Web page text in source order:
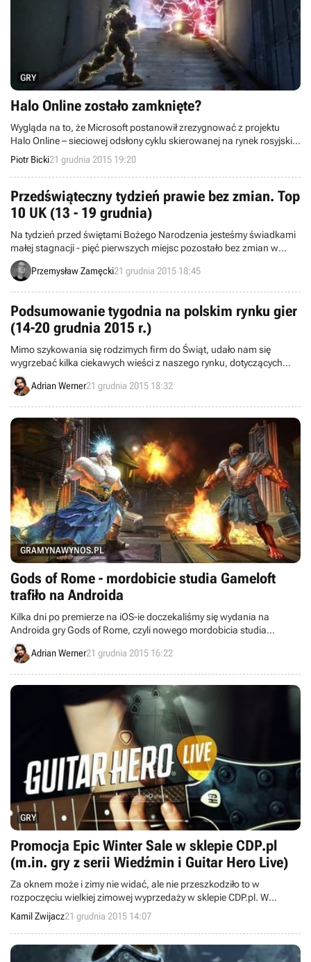
GRY
Halo Online zostało zamknięte?
Wygląda na to, że Microsoft postanowił zrezygnować z projektu
Halo Online – sieciowej odsłony cyklu skierowanej na rynek rosyjski.
Takie przynajmniej wnioski można wyciągnąć z nieoficjalnych
informacji, jakie pojawiły się w internecie.
Piotr Bicki21 grudnia 2015 19:20
Przedświąteczny tydzień prawie bez zmian. Top
10 UK (13 - 19 grudnia)
Na tydzień przed świętami Bożego Narodzenia jesteśmy świadkami
małej stagnacji - pięć pierwszych miejsc pozostało bez zmian w
stosunku do ubiegłego tygodnia i prym nadal wiedzie Call of Duty:
Black Ops III. Zapraszamy do zapoznania się z dziesiątką
Przemysław Zamęcki21 grudnia 2015 18:45
Podsumowanie tygodnia na polskim rynku gier
(14-20 grudnia 2015 r.)
Mimo szykowania się rodzimych firm do Świąt, udało nam się
wygrzebać kilka ciekawych wieści z naszego rynku, dotyczących
m.in. polskiego wydania Dark Souls III, pełnych wersji w CD-Action
01/2016 i dodatków z akcji #DrinkForDLC do Dying Light.
Adrian Werner21 grudnia 2015 18:32
GRAMYNAWYNOS.PL
Gods of Rome - mordobicie studia Gameloft
trafiło na Androida
Kilka dni po premierze na iOS-ie doczekaliśmy się wydania na
Androida gry Gods of Rome, czyli nowego mordobicia studia
Gameloft.
Adrian Werner21 grudnia 2015 16:22
GRY
Promocja Epic Winter Sale w sklepie CDP.pl
(m.in. gry z serii Wiedźmin i Guitar Hero Live)
Za oknem może i zimy nie widać, ale nie przeszkodziło to w
rozpoczęciu wielkiej zimowej wyprzedaży w sklepie CDP.pl. W
promocyjnych cenach można nabyć nie tylko gry (zarówno
konsolowe, jak i komputerowe), ale także planszówki, filmy, książki i
rozmaite gadżety.
Kamil Zwijacz21 grudnia 2015 14:07